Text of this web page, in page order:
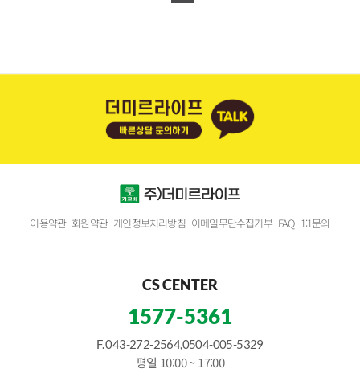
이용약관 회원약관 개인정보처리방침 이메일무단수집거부 FAQ 1:1문의
CS CENTER
1577-5361
F. 043-272-2564,0504-005-5329
평일 10:00 ~ 17:00